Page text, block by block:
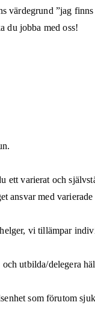
värdegrund ”jag
du jobba med oss!
ett varierat och
ansvar med
vi tillämpar
utbilda/delegera
som förutom